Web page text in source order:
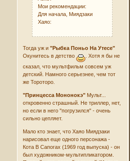
Мои рекомендации:
Для начала, Миядзаки
Хаяо:
Тогда уж и "Рыбка Поньо На Утесе"
Окунитесь в детство
. Хотя я бы не
сказал, что мультфильм совсем уж
детский. Намного серьезнее, чем тот
же Тороторо.
"Принцесса Мононокэ"Мульт...
откровенно страшный. Не триллер, нет,
но если в него "погрузился" - очень
сильно цепляет.
Мало кто знает, что Хаяо Миядзаки
нарисовал еще одного персонажа -
Кота В Сапогах (1969 год выпуска) - он
был художником-мультипликатором.